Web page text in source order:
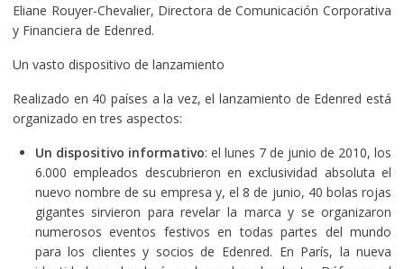
Eliane Rouyer-Chevalier, Directora de Comunicación Corporativa
y Financiera de Edenred.
Un vasto dispositivo de lanzamiento
Realizado en 40 países a la vez, el lanzamiento de Edenred está
organizado en tres aspectos:
Un dispositivo informativo: el lunes 7 de junio de 2010, los
6.000 empleados descubrieron en exclusividad absoluta el
nuevo nombre de su empresa y, el 8 de junio, 40 bolas rojas
gigantes sirvieron para revelar la marca y se organizaron
numerosos eventos festivos en todas partes del mundo
para los clientes y socios de Edenred. En París, la nueva